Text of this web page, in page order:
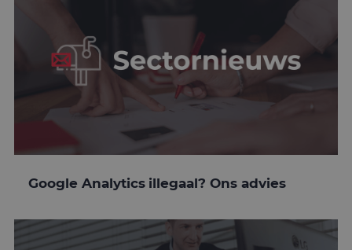
Google Analytics illegaal? Ons advies